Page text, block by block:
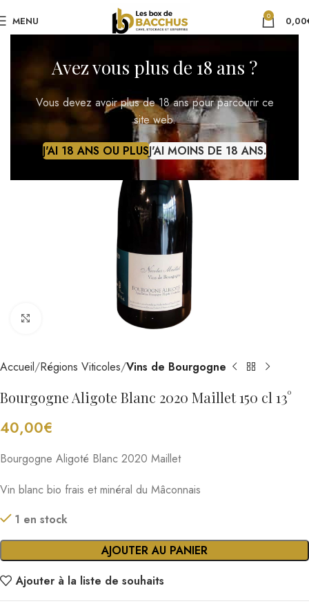
Avez vous plus de 18 ans ?
Vous devez avoir plus de 18 ans pour parcourir ce
site web.
J'AI 18 ANS OU PLUSJ'AI MOINS DE 18 ANS.
MENU 0 0,00
Cliquez pour agrandir
Accueil Régions Viticoles Vins de Bourgogne
Bourgogne Aligote Blanc 2020 Maillet 150 cl 13°
40,00€
Bourgogne Aligoté Blanc 2020 Maillet
Vin blanc bio frais et minéral du Mâconnais
1 en stock
AJOUTER AU PANIER
Ajouter à la liste de souhaits